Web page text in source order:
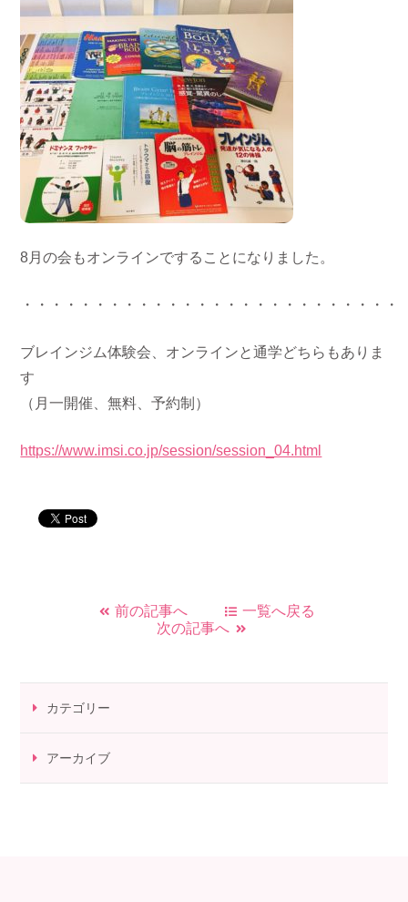
8月の会もオンラインですることになりました。
・・・・・・・・・・・・・・・・・・・・・・・・・・
ブレインジム体験会、オンラインと通学どちらもありま
す
（月一開催、無料、予約制）
https://www.imsi.co.jp/session/session_04.html
前の記事へ
一覧へ戻る
次の記事へ
カテゴリー
アーカイブ